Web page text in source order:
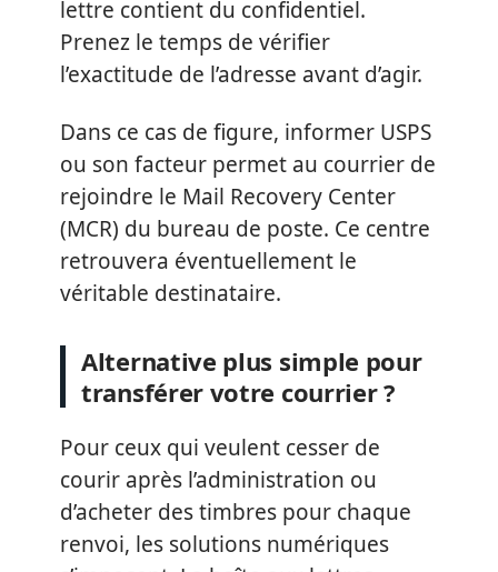
lettre contient du confidentiel.
Prenez le temps de vérifier
l’exactitude de l’adresse avant d’agir.
Dans ce cas de figure, informer USPS
ou son facteur permet au courrier de
rejoindre le Mail Recovery Center
(MCR) du bureau de poste. Ce centre
retrouvera éventuellement le
véritable destinataire.
Alternative plus simple pour
transférer votre courrier ?
Pour ceux qui veulent cesser de
courir après l’administration ou
d’acheter des timbres pour chaque
renvoi, les solutions numériques